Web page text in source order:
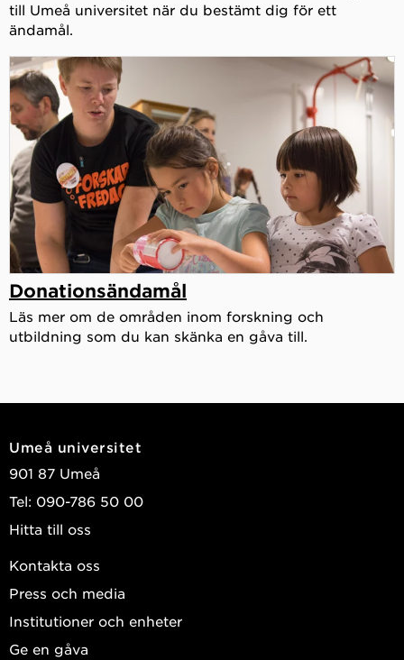
till Umeå universitet när du bestämt dig för ett
ändamål.
Donationsändamål
Läs mer om de områden inom forskning och
utbildning som du kan skänka en gåva till.
Umeå universitet
901 87 Umeå
Tel: 090-786 50 00
Hitta till oss
Kontakta oss
Press och media
Institutioner och enheter
Ge en gåva